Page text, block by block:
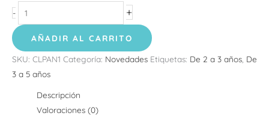
- +
AÑADIR AL CARRITO
SKU: CLPAN1 Categoría: Novedades Etiquetas: De 2 a 3 años, De
3 a 5 años
Descripción
Valoraciones (0)